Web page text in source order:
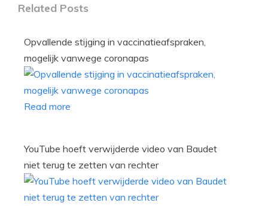
Related Posts
Opvallende stijging in vaccinatieafspraken,
mogelijk vanwege coronapas
Read more
YouTube hoeft verwijderde video van Baudet
niet terug te zetten van rechter